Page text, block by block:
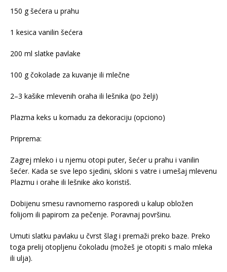
150 g šećera u prahu
1 kesica vanilin šećera
200 ml slatke pavlake
100 g čokolade za kuvanje ili mlečne
2–3 kašike mlevenih oraha ili lešnika (po želji)
Plazma keks u komadu za dekoraciju (opciono)
Priprema:
Zagrej mleko i u njemu otopi puter, šećer u prahu i vanilin
šećer. Kada se sve lepo sjedini, skloni s vatre i umešaj mlevenu
Plazmu i orahe ili lešnike ako koristiš.
Dobijenu smesu ravnomerno rasporedi u kalup obložen
folijom ili papirom za pečenje. Poravnaj površinu.
Umuti slatku pavlaku u čvrst šlag i premaži preko baze. Preko
toga prelij otopljenu čokoladu (možeš je otopiti s malo mleka
ili ulja).